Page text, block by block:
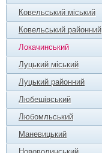
Ковельський міський
Ковельський районний
Локачинський
Луцький міський
Луцький районний
Любешівський
Любомльський
Маневицький